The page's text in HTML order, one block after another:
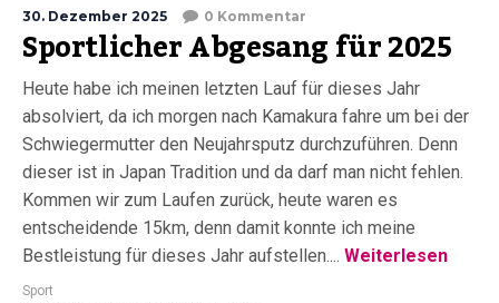
30. Dezember 2025 0 Kommentar
Sportlicher Abgesang für 2025
Heute habe ich meinen letzten Lauf für dieses Jahr
absolviert, da ich morgen nach Kamakura fahre um bei der
Schwiegermutter den Neujahrsputz durchzuführen. Denn
dieser ist in Japan Tradition und da darf man nicht fehlen.
Kommen wir zum Laufen zurück, heute waren es
entscheidende 15km, denn damit konnte ich meine
Bestleistung für dieses Jahr aufstellen.... Weiterlesen
Sport